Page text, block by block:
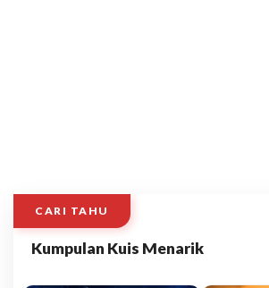
CARI TAHU
Kumpulan Kuis Menarik